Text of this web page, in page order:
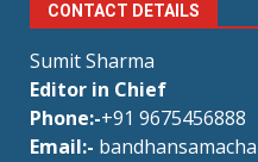
CONTACT DETAILS
Sumit Sharma
Editor in Chief
Phone:-+91 9675456888
Email:-